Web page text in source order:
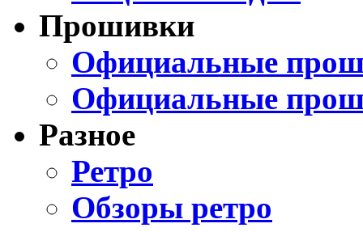
Прошивки
Официальные
Официальные
Разное
Ретро
Обзоры ретро